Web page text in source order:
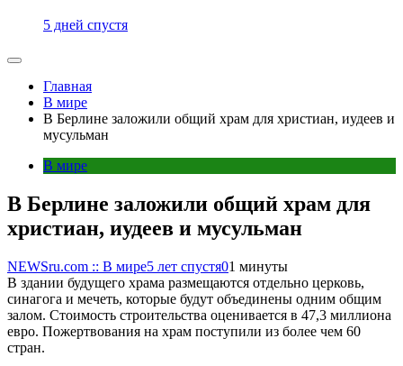
5 дней спустя
Главная
В мире
В Берлине заложили общий храм для христиан, иудеев и
мусульман
В мире
В Берлине заложили общий храм для
христиан, иудеев и мусульман
NEWSru.com :: В мире5 лет спустя01 минуты
В здании будущего храма размещаются отдельно церковь,
синагога и мечеть, которые будут объединены одним общим
залом. Стоимость строительства оценивается в 47,3 миллиона
евро. Пожертвования на храм поступили из более чем 60
стран.